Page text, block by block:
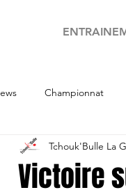
Championnat
Victoire
Tchouk'Bulle La